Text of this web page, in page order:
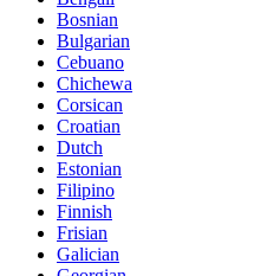
Bosnian
Bulgarian
Cebuano
Chichewa
Corsican
Croatian
Dutch
Estonian
Filipino
Finnish
Frisian
Galician